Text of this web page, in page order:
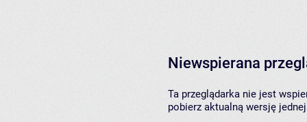
Niewspierana
Ta przeglądarka nie jest
pobierz aktualną wersję